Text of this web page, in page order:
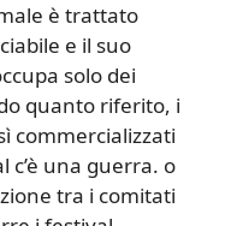
è trattato
e il suo
solo dei
quanto riferito, i
commercializzati
c’è una guerra. o
tra i comitati